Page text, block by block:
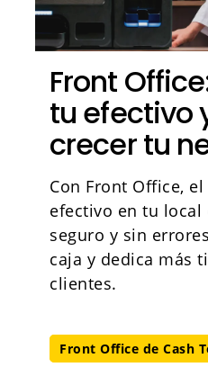
Front
tu efectivo
crecer tu
Con Front Office,
efectivo en tu local
seguro y sin
caja y dedica más
clientes.
Front Office de Cash